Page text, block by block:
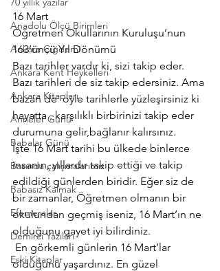
Anadolu Ölçü Birimleri
Ankara Çiğdemi
Ankara Kent Heykelleri
Ankara Kitapları
Anneler Günü
Babalar Günü
Basında çalışmalarımız
Babasız Kalmak
Efemeralar
Demirci Yazıları
Eski Kitaplar
16 Mart
Öğretmen Okullarının Kuruluşu’nun
163’üncü Yıl Dönümü
Bazı tarihler vardır ki, sizi takip eder.
Bazı tarihleri de siz takip edersiniz. Ama
bazan de  öyle tarihlerle yüzleşirsiniz ki
hayatta , karşılıklı birbirinizi takip eder
durumuna gelir,bağlanır kalırsınız.
İşte 16 Mart tarihi bu ülkede binlerce
insanın, yıllardır takip ettiği ve takip
edildiği günlerden biridir. Eğer siz de
bir zamanlar, Öğretmen olmanın bir
okulundan geçmiş iseniz, 16 Mart’ın ne
olduğunu gayet iyi bilirdiniz.
En görkemli günlerin 16 Mart’lar
olduğunu yaşardınız. En güzel